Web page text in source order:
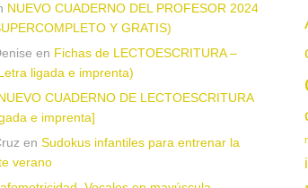
NUEVO CUADERNO DEL PROFESOR 2024
Y GRATIS)
en Fichas de LECTOESCRITURA –
ligada e imprenta)
CUADERNO DE LECTOESCRITURA
e imprenta]
en Sudokus infantiles para entrenar la
verano